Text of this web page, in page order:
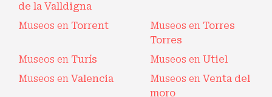
de la Valldigna
Museos en Torrent Museos en Torres
Torres
Museos en Turís Museos en Utiel
Museos en Valencia Museos en Venta del
moro